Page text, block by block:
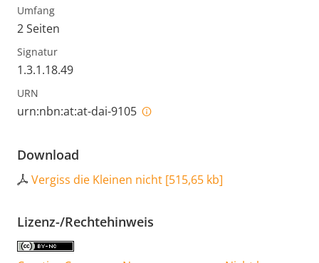
Umfang
2 Seiten
Signatur
1.3.1.18.49
URN
urn:nbn:at:at-dai-9105
Download
Vergiss die Kleinen nicht [515,65 kb]
Lizenz-/Rechtehinweis